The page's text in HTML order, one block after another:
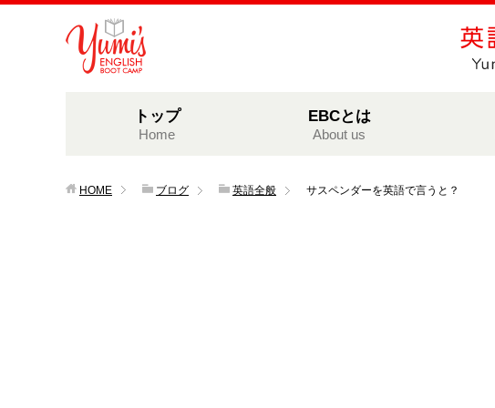
トップ
Home
EBCとは
About us
HOME ブログ 英語全般 サスペンダーを英語で言うと？